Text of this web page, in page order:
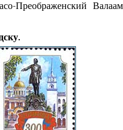
Преображенский